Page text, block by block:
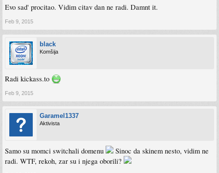
Evo sad' procitao. Vidim citav dan ne radi. Damnt it.
Feb 9, 2015
black
Komšija
Radi kickass.to
Feb 9, 2015
Garamel1337
Aktivista
Samo su momci switchali domenu
Sinoc da skinem nesto, vidim ne
radi. WTF, rekoh, zar su i njega oborili?